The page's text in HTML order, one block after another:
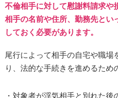
不倫相手に対して慰謝料請求や
相手の名前や住所、勤務先とい
しておく必要があります。
尾行によって相手の自宅や職場
り、法的な手続きを進めるため
対象者が浮気相手と別れた後